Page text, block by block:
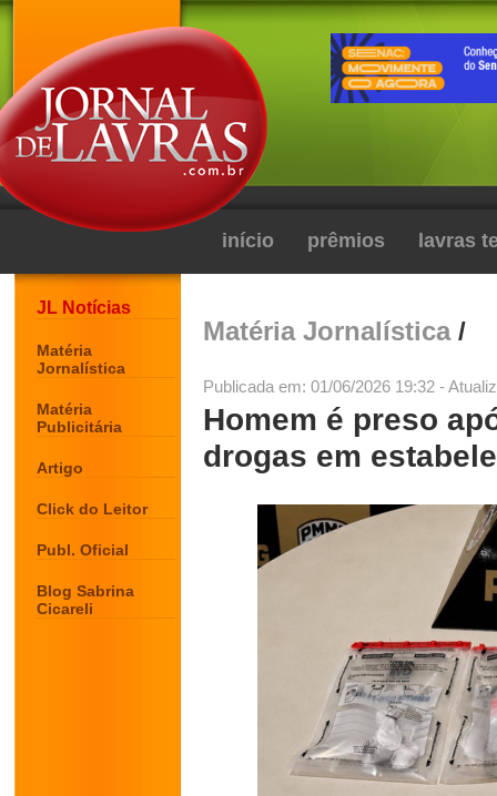
início prêmios lavras
JL Notícias
Matéria
Jornalística
Matéria
Publicitária
Artigo
Click do Leitor
Publ. Oficial
Blog Sabrina
Cicareli
Matéria Jornalística/
Publicada em: 01/06/2026 19:32 -
Homem é preso
drogas em